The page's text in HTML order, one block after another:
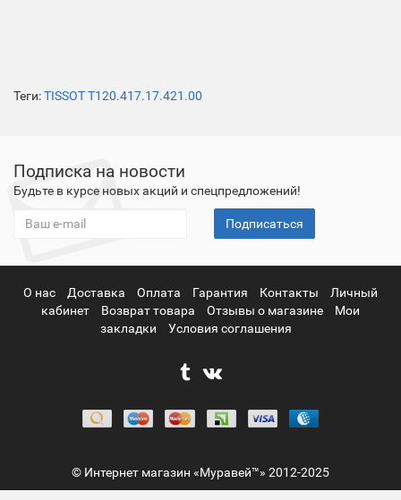
Теги:TISSOT T120.417.17.421.00
Подписка на новости
Будьте в курсе новых акций и спецпредложений!
Подписаться
О нас Доставка Оплата Гарантия Контакты
Личный
кабинет
Возврат товара Отзывы о магазине
Мои
закладки
Условия соглашения
© Интернет магазин «Муравей™» 2012-2025